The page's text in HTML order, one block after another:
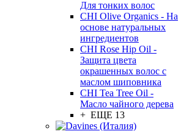
Для тонких волос
CHI Olive Organics - На
основе натуральных
ингредиентов
CHI Rose Hip Oil -
Защита цвета
окрашенных волос с
маслом шиповника
CHI Tea Tree Oil -
Масло чайного дерева
+ ЕЩЕ 13